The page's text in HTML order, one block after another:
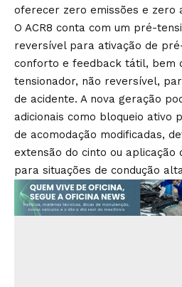
oferecer zero emissões e zero
O ACR8 conta com um pré-
reversível para ativação de
conforto e feedback tátil, bem
tensionador, não reversível,
de acidente. A nova geração
adicionais como bloqueio ativo
de acomodação modificadas,
extensão do cinto ou aplicação
para situações de condução